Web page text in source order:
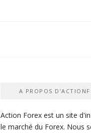
A PROPOS
Action Forex est un site
le marché du Forex. Nous